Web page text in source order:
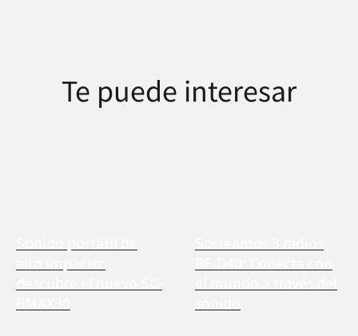
Te puede interesar